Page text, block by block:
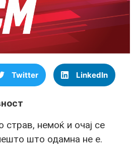
Twitter LinkedIn
страв, немоќ и очај се
што одамна не е.